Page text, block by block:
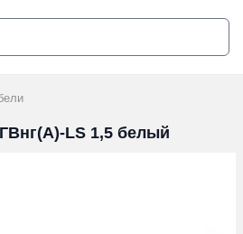
LS 1,5 белый